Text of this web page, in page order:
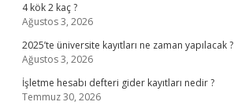
4 kök 2 kaç ?
Ağustos 3, 2026
2025’te üniversite kayıtları ne zaman yapılacak ?
Ağustos 3, 2026
İşletme hesabı defteri gider kayıtları nedir ?
Temmuz 30, 2026